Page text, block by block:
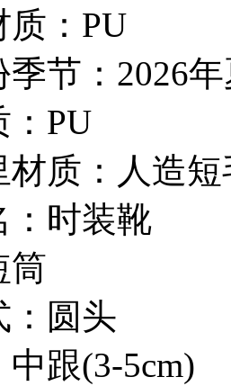
：PU
季节：2026
：PU
材质：人造短
：时装靴
筒
：圆头
中跟(3-5cm)